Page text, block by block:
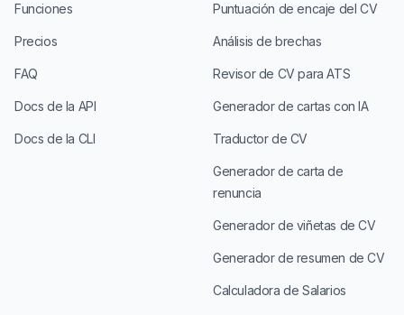
Funciones
Precios
FAQ
Docs de la API
Docs de la CLI
Puntuación de encaje del CV
Análisis de brechas
Revisor de CV para ATS
Generador de cartas con IA
Traductor de CV
Generador de carta de
renuncia
Generador de viñetas de CV
Generador de resumen de CV
Calculadora de Salarios